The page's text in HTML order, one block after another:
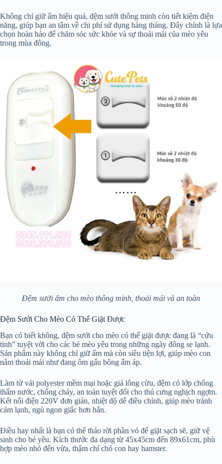
Không chỉ giữ ấm hiệu quả, đệm sưởi thông minh còn tiết kiệm điện
năng, giúp bạn an tâm về chi phí sử dụng hàng tháng. Đây chính là lựa
chọn hoàn hảo để chăm sóc sức khỏe và sự thoải mái của mèo yêu
trong mùa đông.
Đệm sưởi ấm cho mèo thông minh, thoải mái và an toàn
Đệm Sưởi Cho Mèo Có Thể Giặt Được
Bạn có biết không, đệm sưởi cho mèo có thể giặt được đang là “cứu
tinh” tuyệt vời cho các bé mèo yêu trong những ngày đông se lạnh.
Sản phẩm này không chỉ giữ ấm mà còn siêu tiện lợi, giúp mèo con
nằm thoải mái như đang ôm gấu bông ấm áp.
Làm từ vải polyester mềm mại hoặc giả lông cừu, đệm có lớp chống
thấm nước, chống cháy, an toàn tuyệt đối cho thú cưng nghịch ngợm.
Kết nối điện 220V đơn giản, nhiệt độ dễ điều chỉnh, giúp mèo tránh
cảm lạnh, ngủ ngon giấc hơn hẳn.
Điều hay nhất là bạn có thể tháo rời phần vỏ để giặt sạch sẽ, giữ vệ
sinh cho bé yêu. Kích thước đa dạng từ 45x45cm đến 89x61cm, phù
hợp mèo nhỏ đến vừa, thậm chí chó con hay hamster.